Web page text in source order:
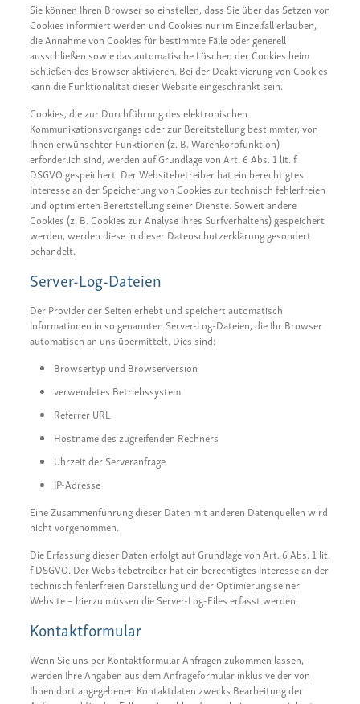
Sie können Ihren Browser so einstellen, dass Sie über das Setzen von
Cookies informiert werden und Cookies nur im Einzelfall erlauben,
die Annahme von Cookies für bestimmte Fälle oder generell
ausschließen sowie das automatische Löschen der Cookies beim
Schließen des Browser aktivieren. Bei der Deaktivierung von Cookies
kann die Funktionalität dieser Website eingeschränkt sein.
Cookies, die zur Durchführung des elektronischen
Kommunikationsvorgangs oder zur Bereitstellung bestimmter, von
Ihnen erwünschter Funktionen (z. B. Warenkorbfunktion)
erforderlich sind, werden auf Grundlage von Art. 6 Abs. 1 lit. f
DSGVO gespeichert. Der Websitebetreiber hat ein berechtigtes
Interesse an der Speicherung von Cookies zur technisch fehlerfreien
und optimierten Bereitstellung seiner Dienste. Soweit andere
Cookies (z. B. Cookies zur Analyse Ihres Surfverhaltens) gespeichert
werden, werden diese in dieser Datenschutzerklärung gesondert
behandelt.
Server-Log-Dateien
Der Provider der Seiten erhebt und speichert automatisch
Informationen in so genannten Server-Log-Dateien, die Ihr Browser
automatisch an uns übermittelt. Dies sind:
Browsertyp und Browserversion
verwendetes Betriebssystem
Referrer URL
Hostname des zugreifenden Rechners
Uhrzeit der Serveranfrage
IP-Adresse
Eine Zusammenführung dieser Daten mit anderen Datenquellen wird
nicht vorgenommen.
Die Erfassung dieser Daten erfolgt auf Grundlage von Art. 6 Abs. 1 lit.
f DSGVO. Der Websitebetreiber hat ein berechtigtes Interesse an der
technisch fehlerfreien Darstellung und der Optimierung seiner
Website – hierzu müssen die Server-Log-Files erfasst werden.
Kontaktformular
Wenn Sie uns per Kontaktformular Anfragen zukommen lassen,
werden Ihre Angaben aus dem Anfrageformular inklusive der von
Ihnen dort angegebenen Kontaktdaten zwecks Bearbeitung der